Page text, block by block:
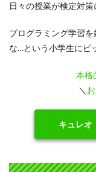
日々の授業が検定対策
プログラミング学習
な…という小学生にピ
本格
＼
キュレオ